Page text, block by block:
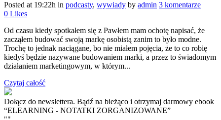
Posted at 19:22h in podcasty, wywiady by admin 3 komentarze
0 Likes
Od czasu kiedy spotkałem się z Pawłem mam ochotę napisać, że
zacząłem budować swoją markę osobistą zanim to było modne.
Trochę to jednak naciągane, bo nie miałem pojęcia, że to co robię
kiedyś będzie nazywane budowaniem marki, a przez to świadomym
działaniem marketingowym, w którym...
Czytaj całość
Dołącz do newslettera. Bądź na bieżąco i otrzymaj darmowy ebook
“ELEARNING - NOTATKI ZORGANIZOWANE”